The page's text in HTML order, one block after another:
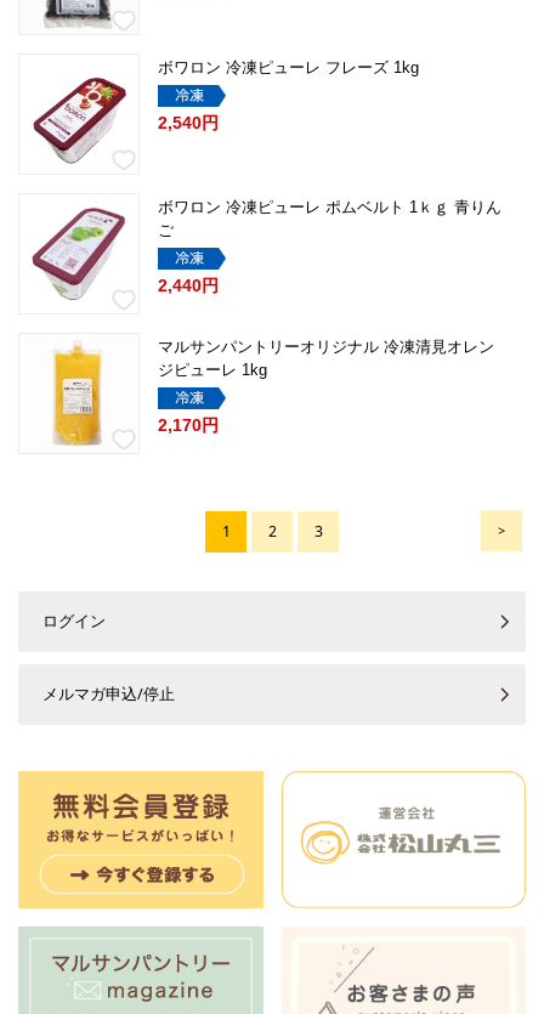
ボワロン 冷凍ピューレ フレーズ 1kg
2,540円
ボワロン 冷凍ピューレ ポムベルト 1ｋｇ 青りん
ご
2,440円
マルサンパントリーオリジナル 冷凍清見オレン
ジピューレ 1kg
2,170円
>
1 2 3
ログイン
メルマガ申込/停止